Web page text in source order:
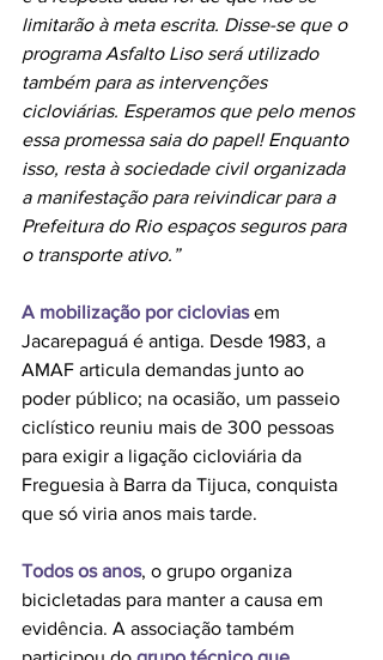
limitarão à meta escrita. Disse-se que o
programa Asfalto Liso será utilizado
também para as intervenções
cicloviárias. Esperamos que pelo menos
essa promessa saia do papel! Enquanto
isso, resta à sociedade civil organizada
a manifestação para reivindicar para a
Prefeitura do Rio espaços seguros para
o transporte ativo.”
A mobilização por ciclovias em
Jacarepaguá é antiga. Desde 1983, a
AMAF articula demandas junto ao
poder público; na ocasião, um passeio
ciclístico reuniu mais de 300 pessoas
para exigir a ligação cicloviária da
Freguesia à Barra da Tijuca, conquista
que só viria anos mais tarde.
Todos os anos, o grupo organiza
bicicletadas para manter a causa em
evidência. A associação também